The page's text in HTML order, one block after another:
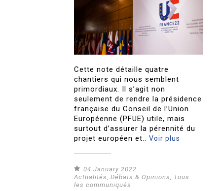
Cette note détaille quatre
chantiers qui nous semblent
primordiaux. Il s’agit non
seulement de rendre la présidence
française du Conseil de l’Union
Européenne (PFUE) utile, mais
surtout d’assurer la pérennité du
projet européen et..Voir plus
04 January 2022
Actualités,Débats & Opinions, Tous
les communiqués